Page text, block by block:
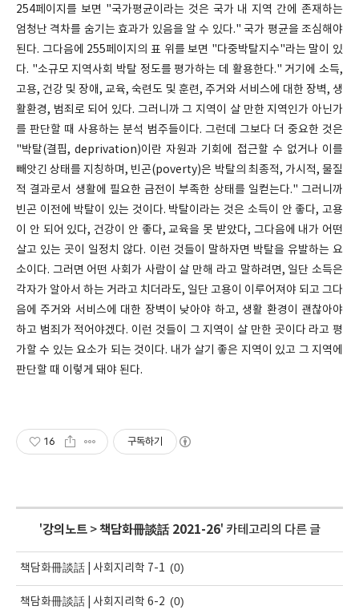
254페이지를 보면 "국가평균이라는 것은 국가 내 지역 간에 존재하는
엄청난 격차를 숨기는 효과가 있음을 알 수 있다." 국가 평균을 조심해야
된다. 그다음에 255페이지의 표 위를 보면 "다중박탈지수"라는 말이 있
다. "소규모 지역사회 박탈 정도를 평가하는 데 활용한다." 거기에 소득,
고용, 건강 및 장애, 교육, 숙련도 및 훈련, 주거와 서비스에 대한 장벽, 생
활환경, 범죄로 되어 있다. 그러니까 그 지역이 살 만한 지역인가 아닌가
를 판단할 때 사용하는 분석 범주들이다. 그런데 그보다 더 중요한 것은
"박탈(결핍, deprivation)이란 자원과 기회에 접근할 수 없거나 이를
빼앗긴 상태를 지칭하며, 빈곤(poverty)은 박탈의 최종적, 가시적, 물질
적 결과로서 생활에 필요한 금전이 부족한 상태를 일컫는다." 그러니까
빈곤 이전에 박탈이 있는 것이다. 박탈이라는 것은 소득이 안 좋다, 고용
이 안 되어 있다, 건강이 안 좋다, 교육을 못 받았다, 그다음에 내가 어떤
살고 있는 곳이 일정치 않다. 이런 것들이 말하자면 박탈을 유발하는 요
소이다. 그러면 어떤 사회가 사람이 살 만해 라고 말하려면, 일단 소득은
각자가 알아서 하는 거라고 치더라도, 일단 고용이 이루어져야 되고 그다
음에 주거와 서비스에 대한 장벽이 낮아야 하고, 생활 환경이 괜찮아야
하고 범죄가 적어야겠다. 이런 것들이 그 지역이 살 만한 곳이다 라고 평
가할 수 있는 요소가 되는 것이다. 내가 살기 좋은 지역이 있고 그 지역에
판단할 때 이렇게 돼야 된다.
16 구독하기
'강의노트>책담화冊談話 2021-26' 카테고리의 다른 글
책담화冊談話 | 사회지리학 7-1 (0)
책담화冊談話 | 사회지리학 6-2 (0)